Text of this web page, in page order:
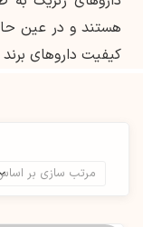
هستند و در عین
کیفیت داروهای برند